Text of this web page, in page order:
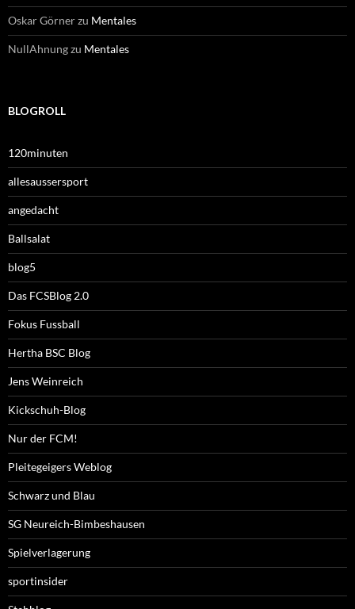
Oskar Görnerzu Mentales
NullAhnungzu Mentales
BLOGROLL
120minuten
allesaussersport
angedacht
Ballsalat
blog5
Das FCSBlog 2.0
Fokus Fussball
Hertha BSC Blog
Jens Weinreich
Kickschuh-Blog
Nur der FCM!
Pleitegeigers Weblog
Schwarz und Blau
SG Neureich-Bimbeshausen
Spielverlagerung
sportinsider